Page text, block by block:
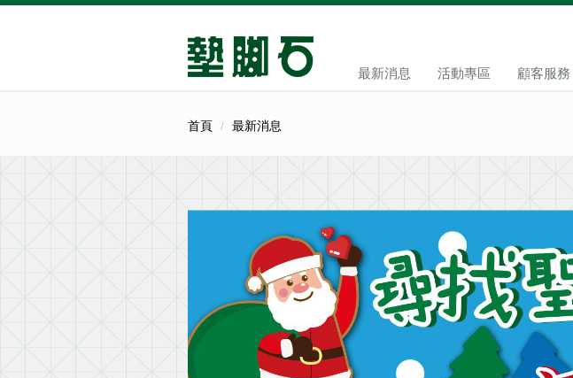
最新消息 活動專區 顧客服務
首頁 最新消息